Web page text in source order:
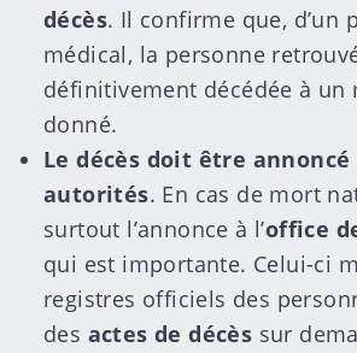
décès. Il confirme que, d’un
médical, la personne
définitivement décédée à un
donné.
Le décès doit être
autorités. En cas de mort
surtout l’annonce à l’office
qui est importante. Celui-ci
registres officiels des
des actes de décès sur